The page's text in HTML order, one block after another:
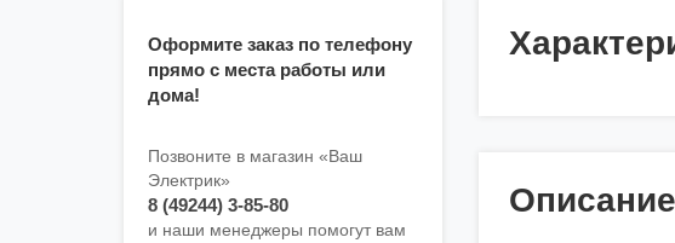
Оформите заказ по телефону
прямо с места работы или
дома!
Позвоните в магазин «Ваш
Электрик»
8 (49244) 3-85-80
и наши менеджеры помогут вам
Описание